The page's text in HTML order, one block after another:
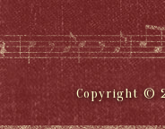
Copyright ©